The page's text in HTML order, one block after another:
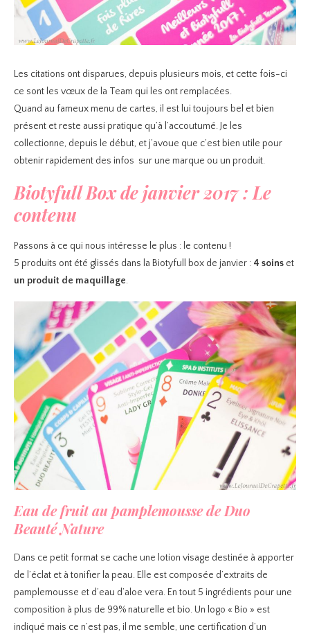
Les citations ont disparues, depuis plusieurs mois, et cette fois-ci
ce sont les vœux de la Team qui les ont remplacées.
Quand au fameux menu de cartes, il est lui toujours bel et bien
présent et reste aussi pratique qu’à l’accoutumé. Je les
collectionne, depuis le début, et j’avoue que c’est bien utile pour
obtenir rapidement des infos sur une marque ou un produit.
Biotyfull Box de janvier 2017 : Le
contenu
Passons à ce qui nous intéresse le plus : le contenu !
5 produits ont été glissés dans la Biotyfull box de janvier : 4 soins et
un produit de maquillage.
Eau de fruit au pamplemousse de Duo
Beauté Nature
Dans ce petit format se cache une lotion visage destinée à apporter
de l’éclat et à tonifier la peau. Elle est composée d’extraits de
pamplemousse et d’eau d’aloe vera. En tout 5 ingrédients pour une
composition à plus de 99% naturelle et bio. Un logo « Bio » est
indiqué mais ce n’est pas, il me semble, une certification d’un